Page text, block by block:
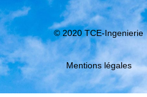
© 2020 TCE-Ingenierie
Mentions légales